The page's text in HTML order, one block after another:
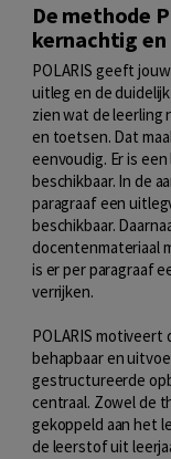
De methode
kernachtig
POLARIS geeft
uitleg en de
zien wat de leerling
en toetsen. Dat
eenvoudig. Er is
beschikbaar. In de
paragraaf een
beschikbaar.
docentenmateriaal
is er per paragraaf
verrijken.
POLARIS
behapbaar en
gestructureerde
centraal. Zowel de
gekoppeld aan het
de leerstof uit